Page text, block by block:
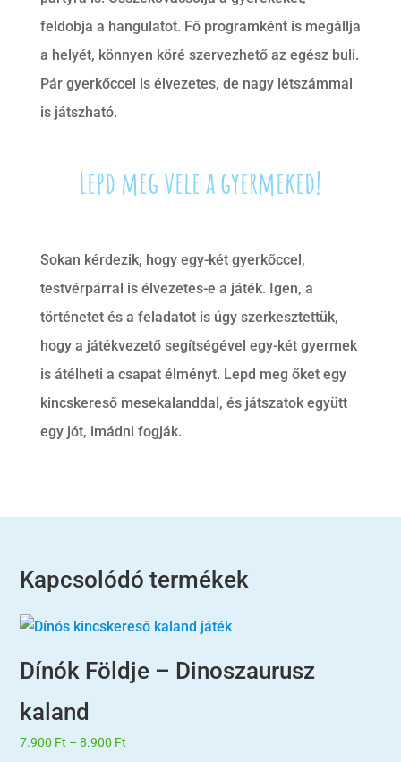
feldobja a hangulatot. Fő programként is megállja
a helyét, könnyen köré szervezhető az egész buli.
Pár gyerkőccel is élvezetes, de nagy létszámmal
is játszható.
Lepd meg vele a gyermeked!
Sokan kérdezik, hogy egy-két gyerkőccel,
testvérpárral is élvezetes-e a játék. Igen, a
történetet és a feladatot is úgy szerkesztettük,
hogy a játékvezető segítségével egy-két gyermek
is átélheti a csapat élményt. Lepd meg őket egy
kincskereső mesekalanddal, és játszatok együtt
egy jót, imádni fogják.
Kapcsolódó termékek
Dínók Földje – Dinoszaurusz
kaland
7.900 Ft – 8.900 Ft